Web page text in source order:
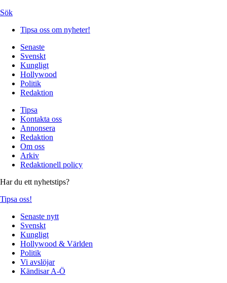
Sök
Tipsa oss om nyheter!
Senaste
Svenskt
Kungligt
Hollywood
Politik
Redaktion
Tipsa
Kontakta oss
Annonsera
Redaktion
Om oss
Arkiv
Redaktionell policy
Har du ett nyhetstips?
Tipsa oss!
Senaste nytt
Svenskt
Kungligt
Hollywood & Världen
Politik
Vi avslöjar
Kändisar A-Ö